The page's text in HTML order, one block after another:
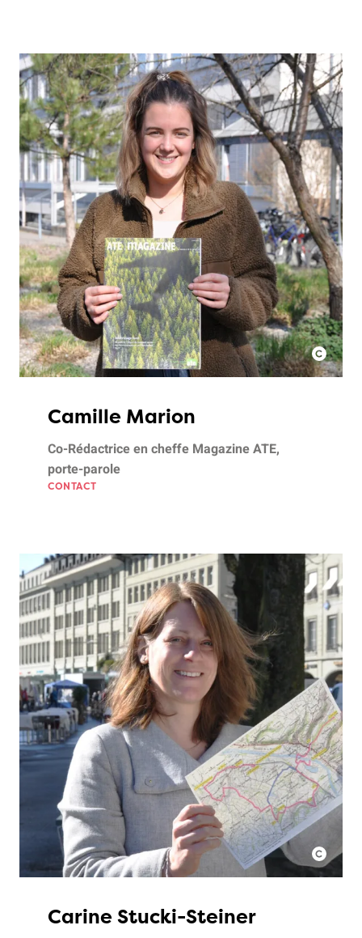
Camille Marion
Co-Rédactrice en cheffe Magazine ATE,
porte-parole
CONTACT
Carine Stucki-Steiner